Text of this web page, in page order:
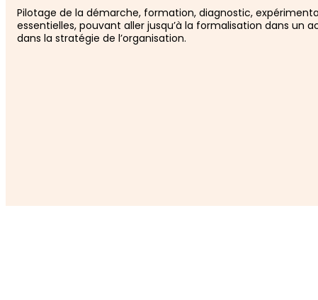
Pilotage de la démarche, formation, diagnostic,
essentielles, pouvant aller jusqu’à la formalisation dans un
dans la stratégie de l’organisation.